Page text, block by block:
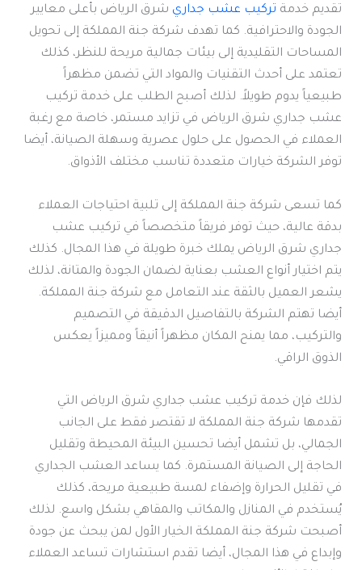
تقديم خدمة تركيب عشب جداري شرق الرياض بأعلى معايير
الجودة والاحترافية. كما تهدف شركة جنة المملكة إلى تحويل
المساحات التقليدية إلى بيئات جمالية مريحة للنظر، كذلك
تعتمد على أحدث التقنيات والمواد التي تضمن مظهراً
طبيعياً يدوم طويلاً. لذلك أصبح الطلب على خدمة تركيب
عشب جداري شرق الرياض في تزايد مستمر، خاصة مع رغبة
العملاء في الحصول على حلول عصرية وسهلة الصيانة، أيضا
توفر الشركة خيارات متعددة تناسب مختلف الأذواق.
كما تسعى شركة جنة المملكة إلى تلبية احتياجات العملاء
بدقة عالية، حيث توفر فريقاً متخصصاً في تركيب عشب
جداري شرق الرياض يملك خبرة طويلة في هذا المجال. كذلك
يتم اختيار أنواع العشب بعناية لضمان الجودة والمتانة، لذلك
يشعر العميل بالثقة عند التعامل مع شركة جنة المملكة.
أيضا تهتم الشركة بالتفاصيل الدقيقة في التصميم
والتركيب، مما يمنح المكان مظهراً أنيقاً ومميزاً يعكس
الذوق الراقي.
لذلك فإن خدمة تركيب عشب جداري شرق الرياض التي
تقدمها شركة جنة المملكة لا تقتصر فقط على الجانب
الجمالي، بل تشمل أيضا تحسين البيئة المحيطة وتقليل
الحاجة إلى الصيانة المستمرة. كما يساعد العشب الجداري
في تقليل الحرارة وإضفاء لمسة طبيعية مريحة، كذلك
يُستخدم في المنازل والمكاتب والمقاهي بشكل واسع. لذلك
أصبحت شركة جنة المملكة الخيار الأول لمن يبحث عن جودة
وإبداع في هذا المجال، أيضا تقدم استشارات تساعد العملاء